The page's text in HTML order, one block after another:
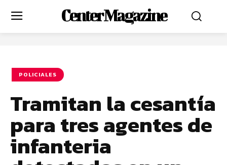
Center Magazine
POLICIALES
Tramitan la cesantía
para tres agentes de
infanteria